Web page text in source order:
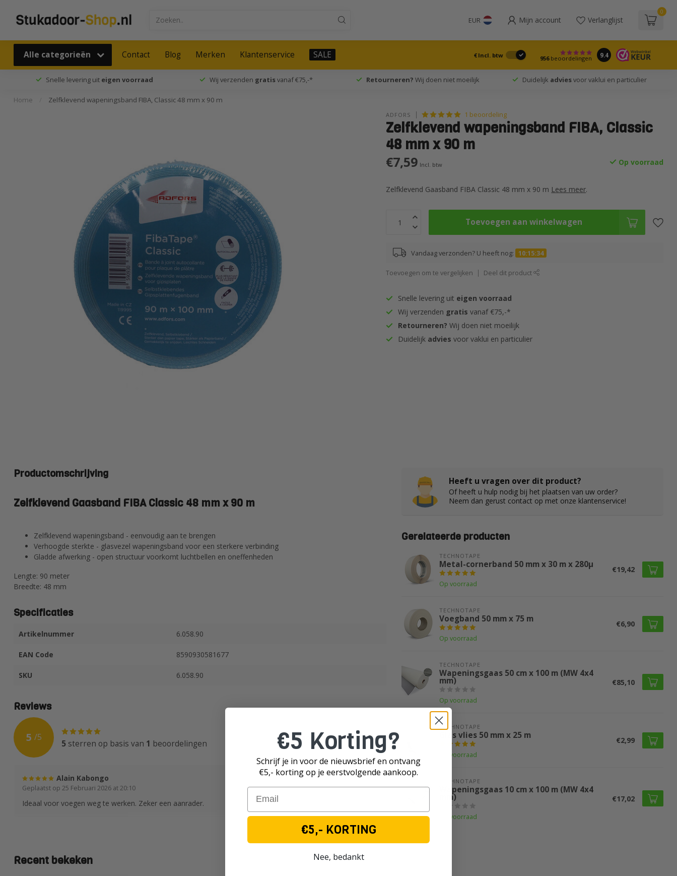
EUR Mijn account Verlanglijst
0
Alle categorieën Contact Blog Merken Klantenservice SALE € Incl. btw 956beoordelingen 9.4
Snelle levering uit eigen voorraad Wij verzenden gratisvanaf €75,-* Retourneren? Wij doen niet moeilijk Duidelijk adviesvoor vaklui en particulier
Home Zelfklevend wapeningsband FIBA, Classic 48 mm x 90 m
ADFORS 1 beoordeling
Zelfklevend wapeningsband FIBA, Classic
48 mm x 90 m
€7,59 Incl. btw Op voorraad
Zelfklevend Gaasband FIBA Classic 48 mm x 90 m Lees meer.
Toevoegen aan winkelwagen
Vandaag verzonden? U heeft nog: 10:15:34
Toevoegen om te vergelijken Deel dit product
Snelle levering uit eigen voorraad
Wij verzenden gratis vanaf €75,-*
Retourneren? Wij doen niet moeilijk
Duidelijk advies voor vaklui en particulier
Productomschrijving
Zelfklevend Gaasband FIBA Classic 48 mm x 90 m
Zelfklevend wapeningsband - eenvoudig aan te brengen
Verhoogde sterkte - glasvezel wapeningsband voor een sterkere verbinding
Gladde afwerking - open structuur voorkomt luchtbellen en oneffenheden
Lengte: 90 meter
Breedte: 48 mm
Specificaties
Artikelnummer 6.058.90
EAN Code 8590930581677
SKU 6.058.90
Reviews
5 /5
5 sterren op basis van 1 beoordelingen
Je beoordeling toevoegen
Alain Kabongo
Geplaatst op 25 Februari 2026 at 20:10
Ideaal voor voegen weg te werken. Zeker een aanrader.
Heeft u vragen over dit product?
Of heeft u hulp nodig bij het plaatsen van uw order?
Neem dan gerust contact op met onze klantenservice!
Gerelateerde producten
TECHNOTAPE
Metal-cornerband 50 mm x 30 m x 280µ
Op voorraad
€19,42
TECHNOTAPE
Voegband 50 mm x 75 m
Op voorraad
€6,90
TECHNOTAPE
Wapeningsgaas 50 cm x 100 m (MW 4x4
mm)
Op voorraad
€85,10
TECHNOTAPE
Glas vlies 50 mm x 25 m
Op voorraad
€2,99
TECHNOTAPE
Wapeningsgaas 10 cm x 100 m (MW 4x4
mm)
Op voorraad
€17,02
Recent bekeken
€5 Korting?
Schrijf je in voor de nieuwsbrief en ontvang
€5,- korting op je eerstvolgende aankoop.
Email
€5,- KORTING
Nee, bedankt